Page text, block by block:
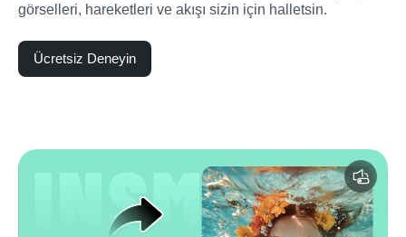
görselleri, hareketleri ve akışı sizin için halletsin.
Ücretsiz Deneyin